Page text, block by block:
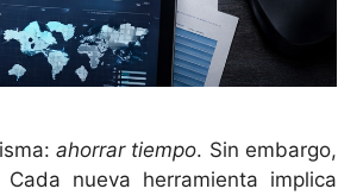
ahorrar tiempo. Sin embargo,
nueva herramienta implica